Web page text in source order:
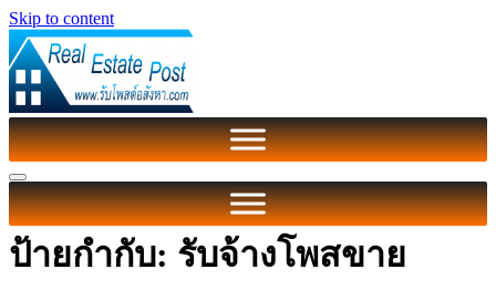
Skip to content
ป้ายกำกับ: รับจ้างโพสขาย